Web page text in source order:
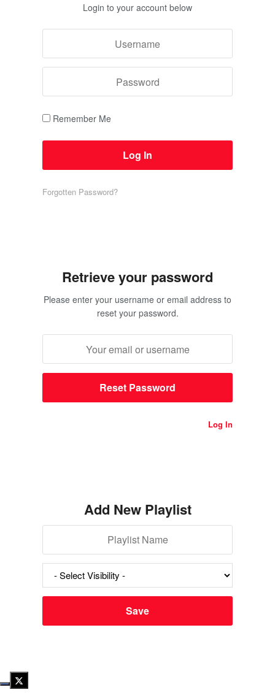
Login to your account below
Remember Me
Forgotten Password?
Retrieve your password
Please enter your username or email address to
reset your password.
Log In
Add New Playlist